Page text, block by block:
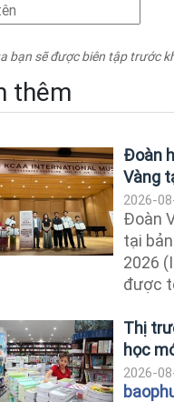
bạn sẽ được biên tập trước
thêm
Đoàn
Vàng
2026-
Đoàn
tại
2026
được
Thị
học
2026-